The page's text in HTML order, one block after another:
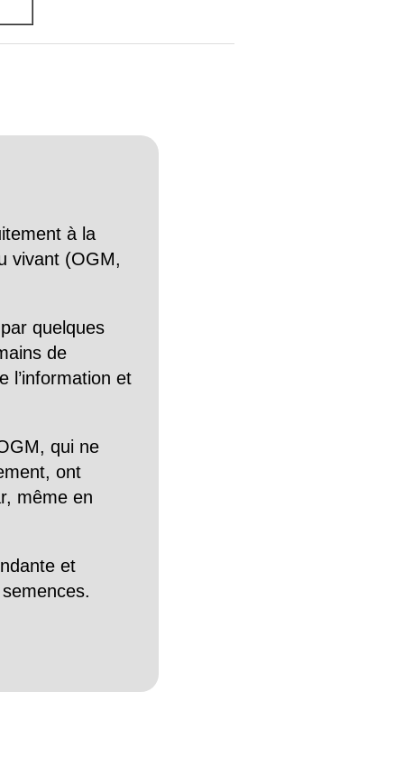
à la
vivant (OGM,
quelques
de
l’information et
qui ne
ont
même en
et